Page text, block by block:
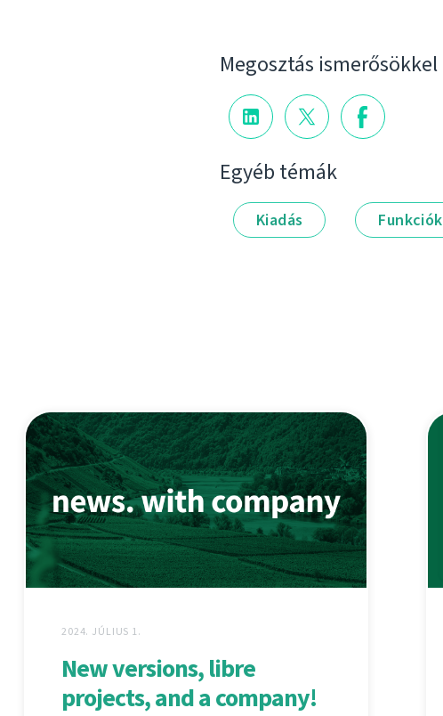
Megosztás ismerősökkel
Egyéb témák
Kiadás Funkciók
2024. JÚLIUS 1.
New versions, libre
projects, and a company!